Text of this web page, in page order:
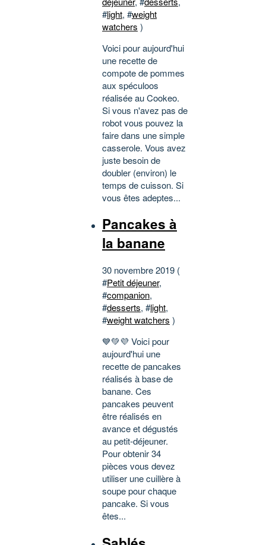
#light, #weight
watchers )
Voici pour aujourd'hui
une recette de
compote de pommes
aux spéculoos
réalisée au Cookeo.
Si vous n'avez pas de
robot vous pouvez la
faire dans une simple
casserole. Vous avez
juste besoin de
doubler (environ) le
temps de cuisson. Si
vous êtes adeptes...
Pancakes à
la banane
30 novembre 2019 (
#Petit déjeuner,
#companion,
#desserts, #light,
#weight watchers )
💙💚💜 Voici pour
aujourd'hui une
recette de pancakes
réalisés à base de
banane. Ces
pancakes peuvent
être réalisés en
avance et dégustés
au petit-déjeuner.
Pour obtenir 34
pièces vous devez
utiliser une cuillère à
soupe pour chaque
pancake. Si vous
êtes...